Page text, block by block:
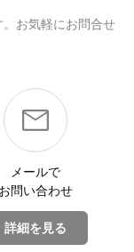
お気軽にお問合せ
メールで
お問い合わせ
詳細を見る